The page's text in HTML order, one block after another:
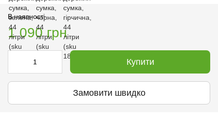
В наявності
1 090 грн
Купити
Замовити швидко